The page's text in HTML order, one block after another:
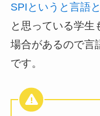
SPIというと言語
と思っている学生
場合があるので言
です。